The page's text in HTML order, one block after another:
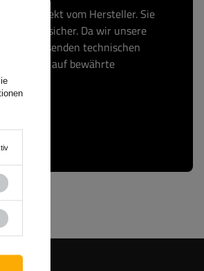
direkt vom Hersteller. Sie
absolut sicher. Da wir unsere
umfassenden technischen
Sie auf bewährte